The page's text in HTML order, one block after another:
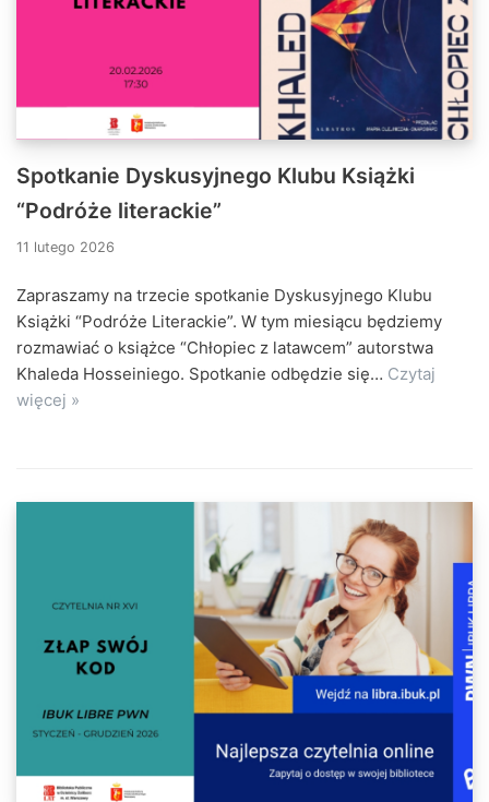
Spotkanie Dyskusyjnego Klubu Książki
“Podróże literackie”
11 lutego 2026
Zapraszamy na trzecie spotkanie Dyskusyjnego Klubu
Książki “Podróże Literackie”. W tym miesiącu będziemy
rozmawiać o książce “Chłopiec z latawcem” autorstwa
Khaleda Hosseiniego. Spotkanie odbędzie się… Czytaj
więcej »